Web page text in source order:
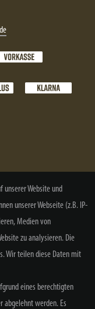
unserer Website und
unserer Webseite (z.B. IP-
Medien von
zu analysieren. Die
Wir teilen diese Daten mit
eines berechtigten
abgelehnt werden. Es